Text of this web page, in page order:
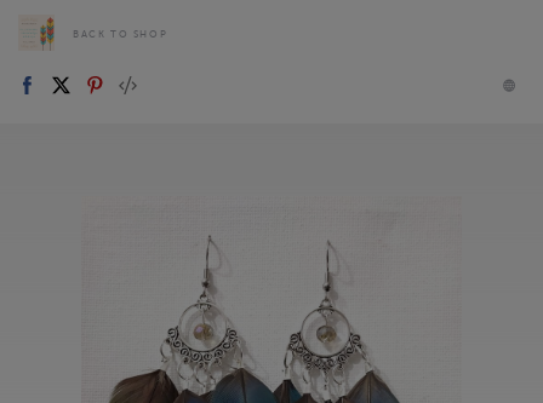
BACK TO SHOP